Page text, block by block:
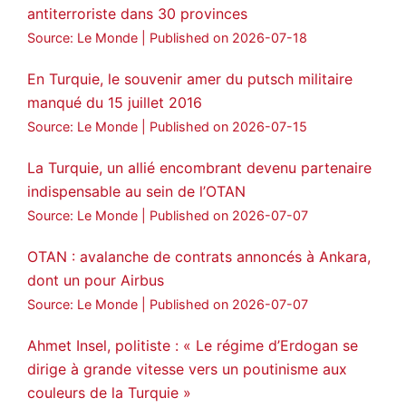
antiterroriste dans 30 provinces
Source: Le Monde Published on 2026-07-18
En Turquie, le souvenir amer du putsch militaire
manqué du 15 juillet 2016
Source: Le Monde Published on 2026-07-15
La Turquie, un allié encombrant devenu partenaire
indispensable au sein de l’OTAN
Source: Le Monde Published on 2026-07-07
OTAN : avalanche de contrats annoncés à Ankara,
dont un pour Airbus
Source: Le Monde Published on 2026-07-07
Ahmet Insel, politiste : « Le régime d’Erdogan se
dirige à grande vitesse vers un poutinisme aux
couleurs de la Turquie »